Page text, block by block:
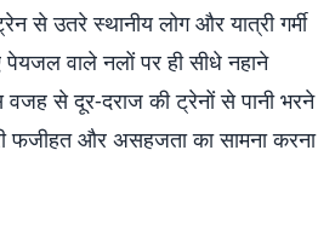
से उतरे स्थानीय लोग और यात्री गर्मी
वाले नलों पर ही सीधे नहाने
से दूर-दराज की ट्रेनों से पानी भरने
फजीहत और असहजता का सामना करना